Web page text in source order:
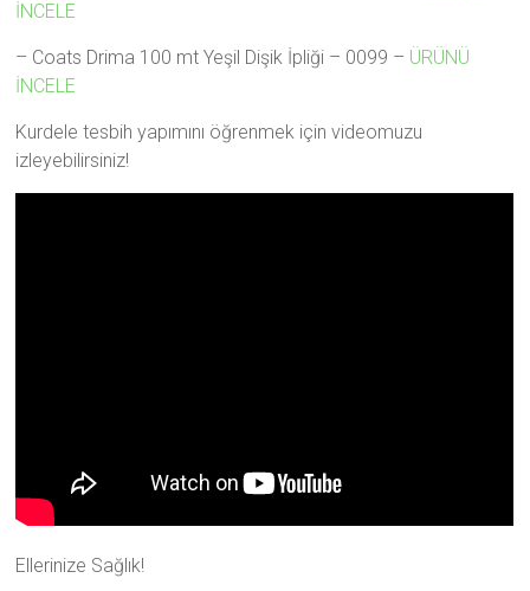
İNCELE
– Coats Drima 100 mt Yeşil Dişik İpliği – 0099 – ÜRÜNÜ
İNCELE
Kurdele tesbih yapımını öğrenmek için videomuzu
izleyebilirsiniz!
Ellerinize Sağlık!